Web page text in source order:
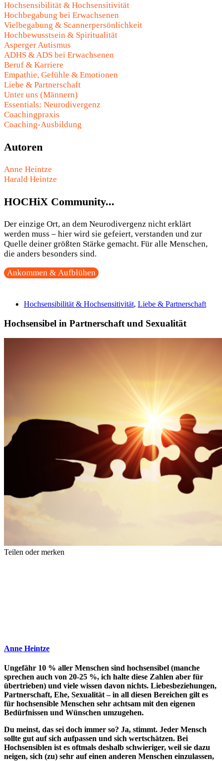
Hochsensibilität & Hochsensitivität
Hochbegabung bei Erwachsenen
Vielbegabung & Scannerpersönlichkeit
Hochbewusstsein & Spiritualität
Asperger Autismus
ADHS & ADS bei Erwachsenen
Beruf & Karriere
Empathie, Gefühle & Emotionen
Liebe & Partnerschaft
Unter uns (Männern)
Essentials: Neurodivergenz
Coachingpraxis
Coaching-Ausbildung
Autoren
Anne Heintze
Harald Heintze
HOCHiX Community...
Der einzige Ort, an dem Neurodivergenz nicht erklärt
werden muss – hier wird sie gefeiert, verstanden und zur
Quelle deiner größten Stärke gemacht. Für alle Menschen,
die anders besonders sind.
Ankommen & Aufblühen
Hochsensibilität & Hochsensitivität, Liebe & Partnerschaft
Hochsensibel in Partnerschaft und Sexualität
Teilen oder merken
Anne Heintze
Ungefähr 10 % aller Menschen sind hochsensibel (manche
sprechen auch von 20-25 %, ich halte diese Zahlen aber für
übertrieben) und viele wissen davon nichts. Liebesbeziehungen,
Partnerschaft, Ehe, Sexualität – in all diesen Bereichen gilt es
für hochsensible Menschen sehr achtsam mit den eigenen
Bedürfnissen und Wünschen umzugehen.
Du meinst, das sei doch immer so? Ja, stimmt. Jeder Mensch
sollte gut auf sich aufpassen und sich wertschätzen. Bei
Hochsensiblen ist es oftmals deshalb schwieriger, weil sie dazu
neigen, sich (zu) sehr auf einen anderen Menschen einzulassen,